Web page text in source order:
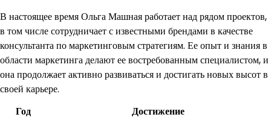
В настоящее время Ольга Машная работает над рядом проектов,
в том числе сотрудничает с известными брендами в качестве
консультанта по маркетинговым стратегиям. Ее опыт и знания в
области маркетинга делают ее востребованным специалистом, и
она продолжает активно развиваться и достигать новых высот в
своей карьере.
Год
Достижение